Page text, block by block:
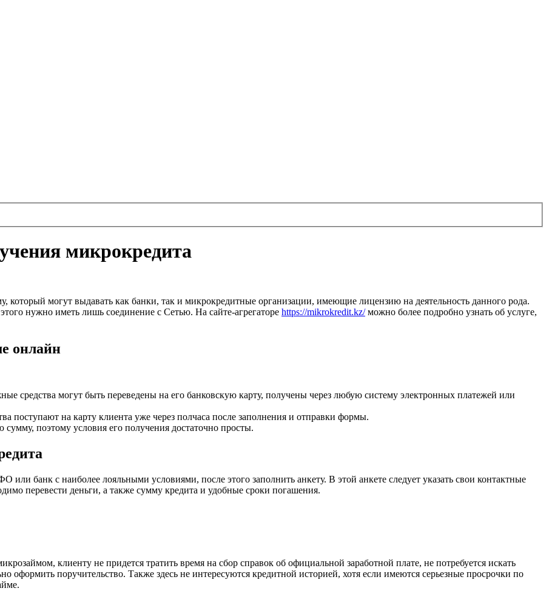
микрокредита
могут выдавать как банки, так и микрокредитные организации, имеющие лицензию на деятельность данного рода.
нужно иметь лишь соединение с Сетью. На сайте-агрегаторе https://mikrokredit.kz/можно более подробно узнать об услуге,
онлайн
средства могут быть переведены на его банковскую карту, получены через любую систему электронных платежей или
поступают на карту клиента уже через полчаса после заполнения и отправки формы.
поэтому условия его получения достаточно просты.
банк с наиболее лояльными условиями, после этого заполнить анкету. В этой анкете следует указать свои контактные
перевести деньги, а также сумму кредита и удобные сроки погашения.
клиенту не придется тратить время на сбор справок об официальной заработной плате, не потребуется искать
оформить поручительство. Также здесь не интересуются кредитной историей, хотя если имеются серьезные просрочки по